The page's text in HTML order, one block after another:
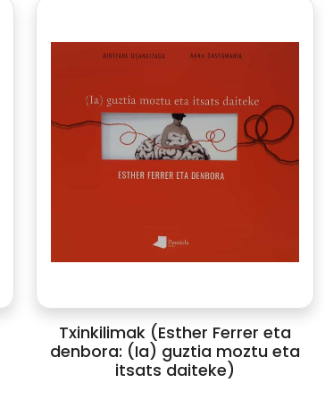
Txinkilimak (Esther Ferrer eta
denbora: (Ia) guztia moztu eta
itsats daiteke)